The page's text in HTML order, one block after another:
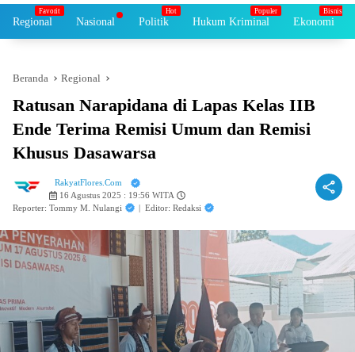
Regional Nasional Politik Hukum Kriminal Ekonomi
Beranda Regional
Ratusan Narapidana di Lapas Kelas IIB
Ende Terima Remisi Umum dan Remisi
Khusus Dasawarsa
RakyatFlores.Com
16 Agustus 2025 : 19:56 WITA
Reporter: Tommy M. Nulangi
| Editor: Redaksi